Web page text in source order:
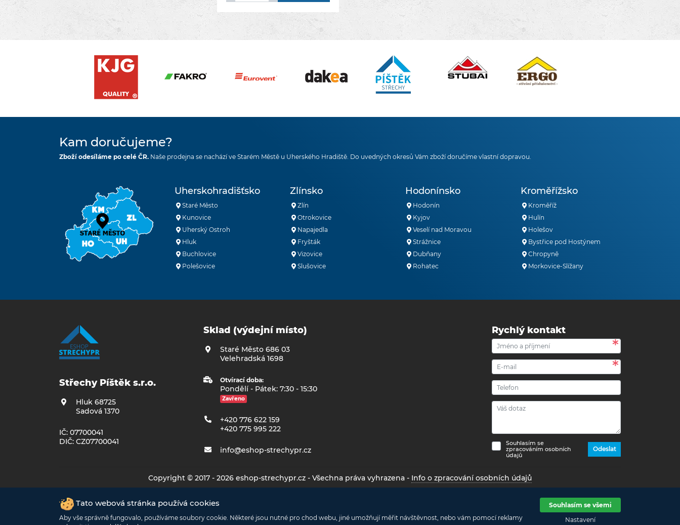
Kam doručujeme?
Zboží odesíláme po celé ČR. Naše prodejna se nachází ve Starém Městě u Uherského Hradiště. Do uvedných okresů Vám zboží doručíme vlastní dopravou.
Uherskohradišťsko
Staré Město
Kunovice
Uherský Ostroh
Hluk
Buchlovice
Polešovice
Zlínsko
Zlín
Otrokovice
Napajedla
Fryšták
Vizovice
Slušovice
Hodonínsko
Hodonín
Kyjov
Veselí nad Moravou
Strážnice
Dubňany
Rohatec
Kroměřížsko
Kroměříž
Hulín
Holešov
Bystřice pod Hostýnem
Chropyně
Morkovice-Slížany
Střechy Píštěk s.r.o.
Hluk 68725
Sadová 1370
IČ: 07700041
DIČ: CZ07700041
Sklad (výdejní místo)
Staré Město 686 03
Velehradská 1698
Otvírací doba:
Pondělí - Pátek: 7:30 - 15:30
Zavřeno
+420 776 622 159
+420 775 995 222
info@eshop-strechypr.cz
Rychlý kontakt
Souhlasím se
zpracováním osobních
údajů
Odeslat
Copyright © 2017 - 2026 eshop-strechypr.cz - Všechna práva vyhrazena - Info o zpracování osobních údajů
Podle zákona o evidenci tržeb je prodávající povinen vystavit kupujícímu účtenku. Zároveň je povinen zaevidovat přijatou tržbu u správce daně online: v případě technického výpadku pak
This site is protected by reCAPTCHA and the Google
Tato webová stránka používá cookies
Aby vše správně fungovalo, používáme soubory cookie. Některé jsou nutné pro chod webu, jiné umožňují měřit návštěvnost, nebo vám pomocí reklamy
Souhlasím se všemi
Nastavení